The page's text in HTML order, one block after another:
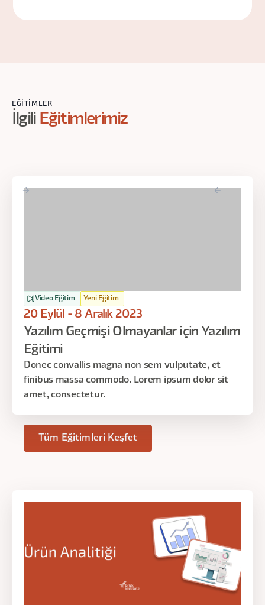
EĞITIMLER
İlgili Eğitimlerimiz
Video Eğitim Yeni Eğitim
20 Eylül - 8 Aralık 2023
Yazılım Geçmişi Olmayanlar için Yazılım
Eğitimi
Donec convallis magna non sem vulputate, et
finibus massa commodo. Lorem ipsum dolor sit
amet, consectetur.
Tüm Eğitimleri Keşfet